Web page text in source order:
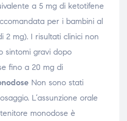
a 5 mg di ketotifene
per i bambini al
2 mg). I risultati clinici non
sintomi gravi dopo
fino a 20 mg di
Non sono stati
L’assunzione orale
monodose è